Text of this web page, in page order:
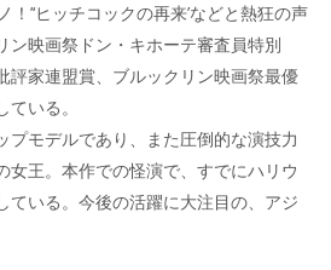
！’‘ヒッチコックの再来’などと熱狂の声
ン映画祭ドン・キホーテ審査員特別
評家連盟賞、ブルックリン映画祭最優
いる。
プモデルであり、また圧倒的な演技力
女王。本作での怪演で、すでにハリウ
ている。今後の活躍に大注目の、アジ